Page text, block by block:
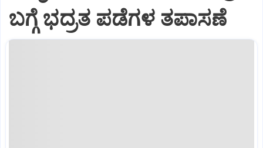
ಬಗ್ಗೆ ಭದ್ರತ ಪಡೆಗಳ ತಪಾಸಣೆ